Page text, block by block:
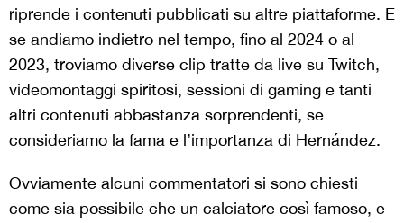
riprende i contenuti pubblicati su altre piattaforme. E
se andiamo indietro nel tempo, fino al 2024 o al
2023, troviamo diverse clip tratte da live su Twitch,
videomontaggi spiritosi, sessioni di gaming e tanti
altri contenuti abbastanza sorprendenti, se
consideriamo la fama e l’importanza di Hernández.
Ovviamente alcuni commentatori si sono chiesti
come sia possibile che un calciatore così famoso, e